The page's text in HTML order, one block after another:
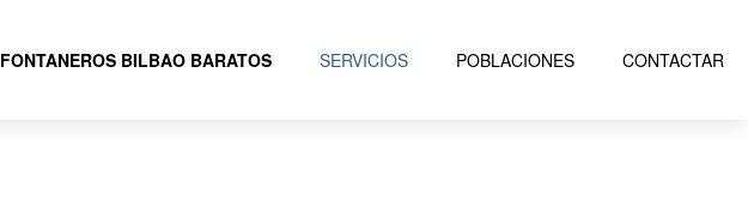
FONTANEROS BILBAO BARATOS SERVICIOS POBLACIONES CONTACTAR